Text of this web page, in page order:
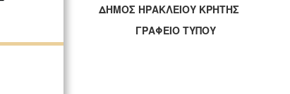
ΔΗΜΟΣ ΗΡΑΚΛΕΙΟΥ ΚΡΗΤΗΣ
ΓΡΑΦΕΙΟ ΤΥΠΟΥ